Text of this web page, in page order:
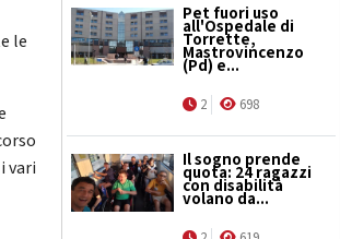
le
vari
Pet fuori uso
all'Ospedale di
Torrette,
Mastrovincenzo
(Pd) e...
2 698
Il sogno prende
quota: 24 ragazzi
con disabilità
volano da...